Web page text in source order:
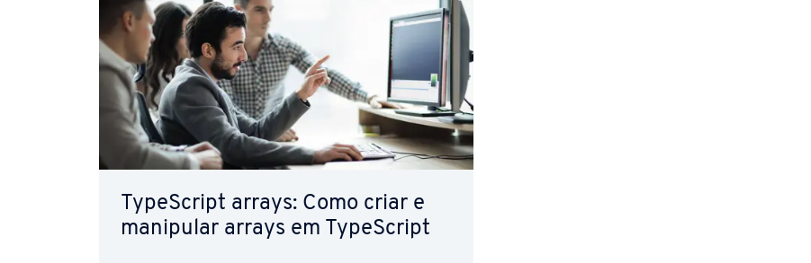
Ty­peS­cript arrays: Como criar e
manipular arrays em Ty­peS­cript